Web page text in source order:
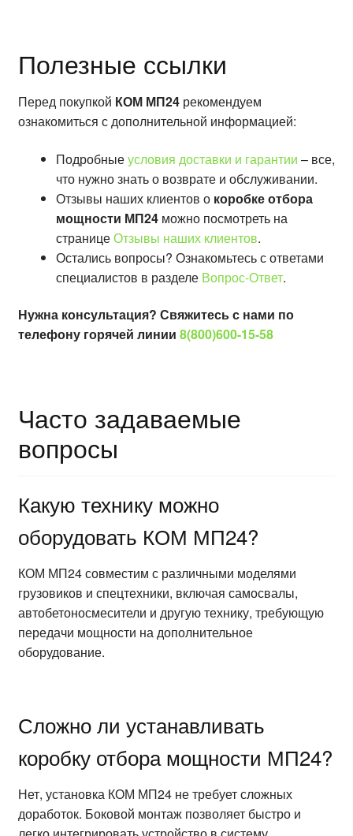
Полезные ссылки
Перед покупкой КОМ МП24рекомендуем
ознакомиться с дополнительной информацией:
Подробныеусловия доставки и гарантии – все,
что нужно знать о возврате и обслуживании.
Отзывы наших клиентов о коробке отбора
мощности МП24можно посмотреть на
страницеОтзывы наших клиентов.
Остались вопросы? Ознакомьтесь с ответами
специалистов в разделе Вопрос-Ответ.
Нужна консультация? Свяжитесь с нами по
телефону горячей линии 8(800)600-15-58
Часто задаваемые
вопросы
Какую технику можно
оборудовать КОМ МП24?
КОМ МП24 совместим с различными моделями
грузовиков и спецтехники, включая самосвалы,
автобетоносмесители и другую технику, требующую
передачи мощности на дополнительное
оборудование.
Сложно ли устанавливать
коробку отбора мощности МП24?
Нет, установка КОМ МП24 не требует сложных
доработок. Боковой монтаж позволяет быстро и